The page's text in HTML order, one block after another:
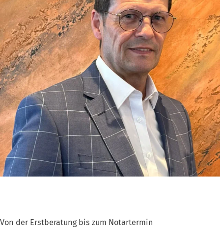
Von der Erstberatung bis zum Notartermin